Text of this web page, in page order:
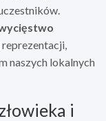
naszych lokalnych
i